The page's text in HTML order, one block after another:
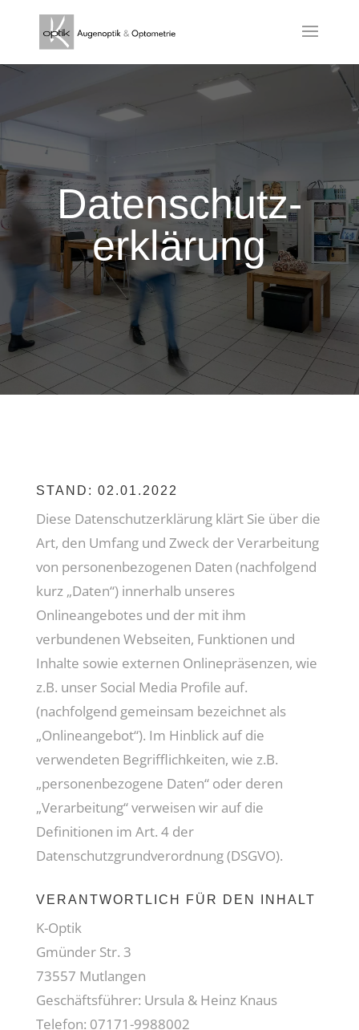
Daten­schutz­
erklärung
STAND: 02.01.2022
Diese Datenschutzerklärung klärt Sie über die
Art, den Umfang und Zweck der Verarbeitung
von personenbezogenen Daten (nachfolgend
kurz „Daten“) innerhalb unseres
Onlineangebotes und der mit ihm
verbundenen Webseiten, Funktionen und
Inhalte sowie externen Onlinepräsenzen, wie
z.B. unser Social Media Profile auf.
(nachfolgend gemeinsam bezeichnet als
„Onlineangebot“). Im Hinblick auf die
verwendeten Begrifflichkeiten, wie z.B.
„personenbezogene Daten“ oder deren
„Verarbeitung“ verweisen wir auf die
Definitionen im Art. 4 der
Datenschutzgrundverordnung (DSGVO).
VERANTWORTLICH FÜR DEN INHALT
K-Optik
Gmünder Str. 3
73557 Mutlangen
Geschäftsführer: Ursula & Heinz Knaus
Telefon: 07171-9988002